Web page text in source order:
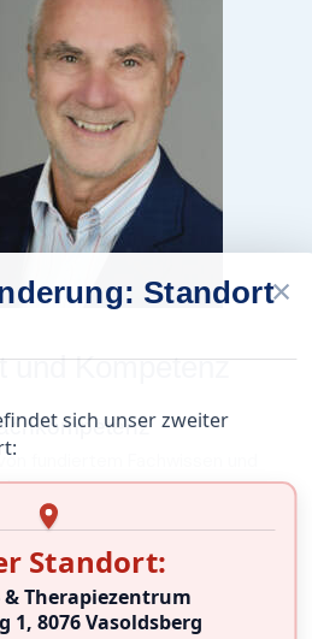
und Kompetenz
fundiertem Fachwissen und
für Ihre persönlichen
Ihnen maßgeschneiderte
×
Standort
sich unser zweiter
Standort:
Therapiezentrum
1, 8076 Vasoldsberg